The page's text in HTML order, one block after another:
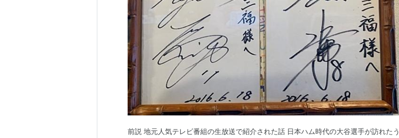
前説 地元人気テレビ番組の生放送で紹介された話 日本ハム時代の大谷選手が訪れたう